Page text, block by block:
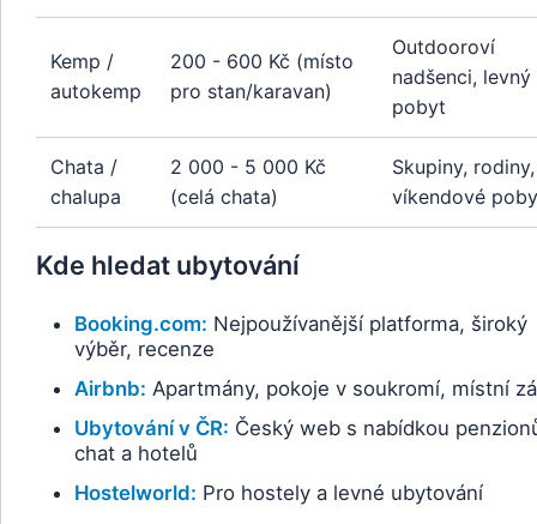
Kemp /
autokemp
200 - 600 Kč (místo
pro stan/karavan)
Outdooroví
nadšenci, levný
pobyt
Chata /
chalupa
2 000 - 5 000 Kč
(celá chata)
Skupiny, rodiny,
víkendové
Kde hledat ubytování
Booking.com: Nejpoužívanější platforma, široký
výběr, recenze
Airbnb: Apartmány, pokoje v soukromí, místní
Ubytování v ČR: Český web s nabídkou
chat a hotelů
Hostelworld: Pro hostely a levné ubytování